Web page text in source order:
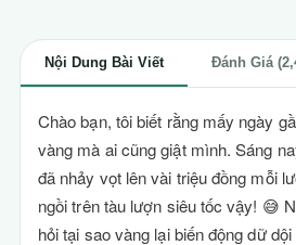
Nội Dung Bài Viết Đánh Giá
Chào bạn, tôi biết rằng mấy ngày
vàng mà ai cũng giật mình. Sáng
đã nhảy vọt lên vài triệu đồng mỗi
ngồi trên tàu lượn siêu tốc vậy! 😅
hỏi tại sao vàng lại biến động dữ